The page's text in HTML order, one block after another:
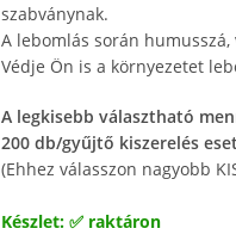
szabványnak.
A lebomlás során
Védje Ön is a környezetet
A legkisebb választható
200 db/gyűjtő kiszerelés
(Ehhez válasszon nagyobb
Készlet: ✅ raktáron